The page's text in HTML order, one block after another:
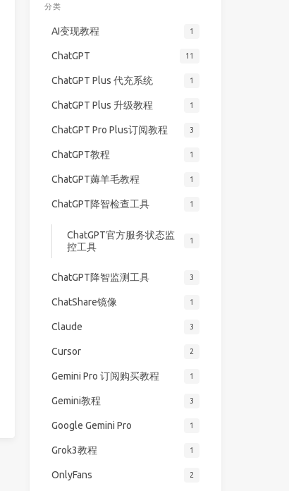
分类
AI变现教程 1
ChatGPT 11
ChatGPT Plus 代充系统 1
ChatGPT Plus 升级教程 1
ChatGPT Pro Plus订阅教程 3
ChatGPT教程 1
ChatGPT薅羊毛教程 1
ChatGPT降智检查工具 1
ChatGPT官方服务状态监
控工具
1
ChatGPT降智监测工具 3
ChatShare镜像 1
Claude 3
Cursor 2
Gemini Pro 订阅购买教程 1
Gemini教程 3
Google Gemini Pro 1
Grok3教程 1
OnlyFans 2